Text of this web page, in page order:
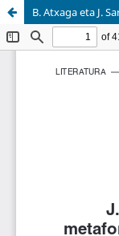
B. Atxaga eta J.